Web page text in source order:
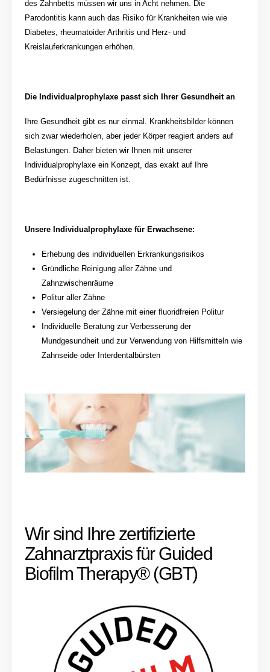
des Zahnbetts müssen wir uns in Acht nehmen. Die
Parodontitis kann auch das Risiko für Krankheiten wie wie
Diabetes, rheumatoider Arthritis und Herz- und
Kreislauferkrankungen erhöhen.
Die Individualprophylaxe passt sich Ihrer Gesundheit an
Ihre Gesundheit gibt es nur einmal. Krankheitsbilder können
sich zwar wiederholen, aber jeder Körper reagiert anders auf
Belastungen. Daher bieten wir Ihnen mit unserer
Individualprophylaxe ein Konzept, das exakt auf Ihre
Bedürfnisse zugeschnitten ist.
Unsere Individualprophylaxe für Erwachsene:
Erhebung des individuellen Erkrankungsrisikos
Gründliche Reinigung aller Zähne und
Zahnzwischenräume
Politur aller Zähne
Versiegelung der Zähne mit einer fluoridfreien Politur
Individuelle Beratung zur Verbesserung der
Mundgesundheit und zur Verwendung von Hilfsmitteln wie
Zahnseide oder Interdentalbürsten
Wir sind Ihre zertifizierte
Zahnarztpraxis für Guided
Biofilm Therapy® (GBT)